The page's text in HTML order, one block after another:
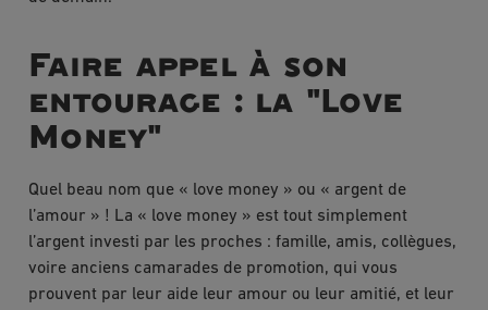
Faire appel à son
entourage : la "Love
Money"
Quel beau nom que « love money » ou « argent de
l’amour » ! La « love money » est tout simplement
l’argent investi par les proches : famille, amis, collègues,
voire anciens camarades de promotion, qui vous
prouvent par leur aide leur amour ou leur amitié, et leur